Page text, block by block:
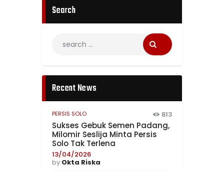
Search
Recent News
PERSIS SOLO 813
Sukses Gebuk Semen Padang,
Milomir Seslija Minta Persis
Solo Tak Terlena
13/04/2026
by Okta Riska